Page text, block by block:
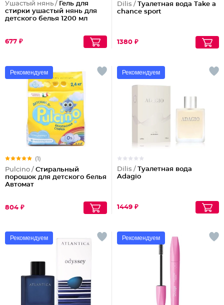
Ушастый нянь / Гель для
стирки ушастый нянь для
детского белья 1200 мл
677 ₽
Dilis / Туалетная вода Take a
chance sport
1380 ₽
Рекомендуем
(1)
Pulcino / Стиральный
порошок для детского белья
Автомат
804 ₽
Рекомендуем
Dilis / Туалетная вода
Adagio
1449 ₽
Рекомендуем Рекомендуем